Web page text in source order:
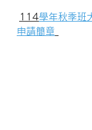
114學年秋季班
申請簡章